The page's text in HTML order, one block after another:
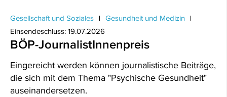
Gesellschaft und Soziales
Gesundheit und Medizin
Einsendeschluss: 19.07.2026
BÖP-JournalistInnenpreis
Eingereicht werden können journalistische Beiträge,
die sich mit dem Thema "Psychische Gesundheit"
auseinandersetzen.